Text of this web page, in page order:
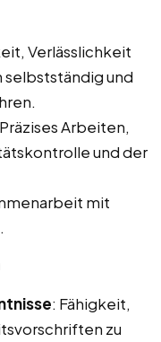
Verlässlichkeit
selbstständig und
Arbeiten,
und der
mit
: Fähigkeit,
zu